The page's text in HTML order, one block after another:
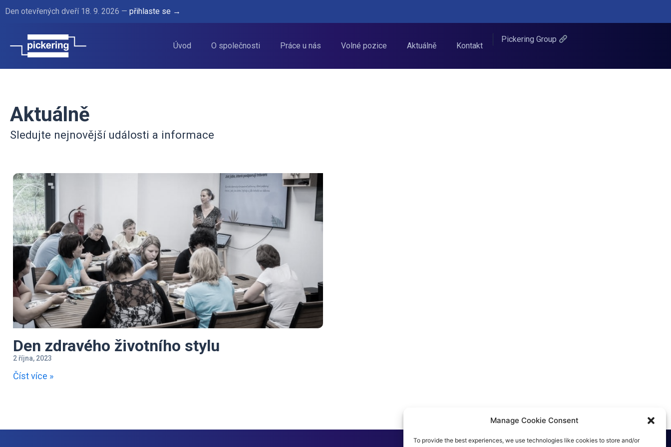
Manage Cookie Consent
To provide the best experiences, we use technologies like cookies to store and/or
Den otevřených dveří 18. 9. 2026 — přihlaste se →
Úvod O společnosti Práce u nás Volné pozice Aktuálně Kontakt
Pickering Group
Aktuálně
Sledujte nejnovější události a informace
Den zdravého životního stylu
2 října, 2023
Číst více »